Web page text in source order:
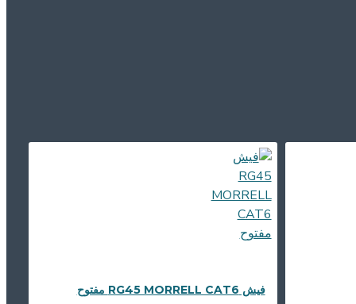
فيش RG45 MORRELL CAT6 مفتوح